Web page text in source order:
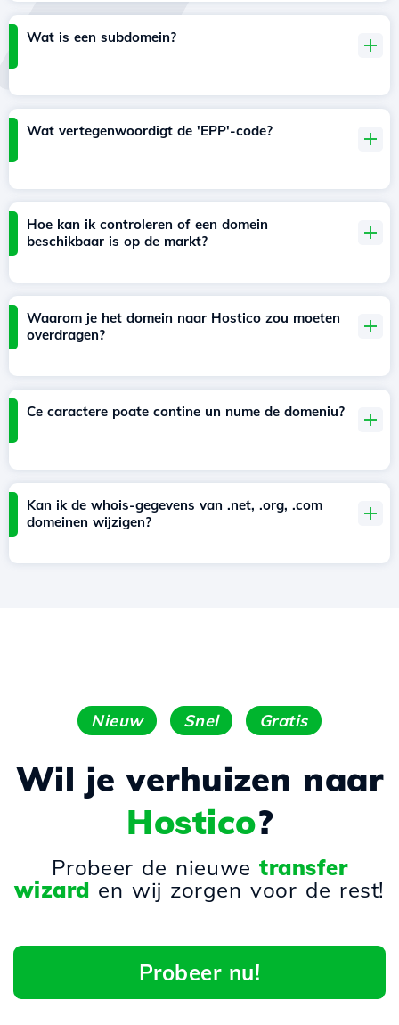
Wat is een subdomein?
Wat vertegenwoordigt de 'EPP'-code?
Hoe kan ik controleren of een domein
beschikbaar is op de markt?
Waarom je het domein naar Hostico zou moeten
overdragen?
Ce caractere poate contine un nume de domeniu?
Kan ik de whois-gegevens van .net, .org, .com
domeinen wijzigen?
Nieuw Snel Gratis
Wil je verhuizen naar
Hostico?
Probeer de nieuwetransfer
wizard en wij zorgen voor de rest!
Probeer nu!